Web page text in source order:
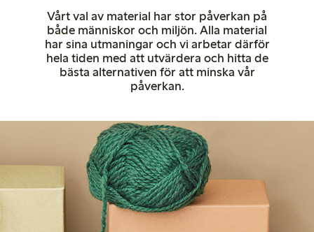
Vårt val av material har stor påverkan på
både människor och miljön. Alla material
har sina utmaningar och vi arbetar därför
hela tiden med att utvärdera och hitta de
bästa alternativen för att minska vår
påverkan.